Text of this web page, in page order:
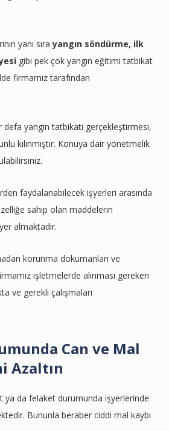
yanı sıra yangın söndürme, ilk
gibi pek çok yangın eğitimi tatbikat
firmamız tarafından
defa yangın tatbikatı gerçekleştirmesi,
kılınmıştır. Konuya dair yönetmelik
faydalanabilecek işyerleri arasında
sahip olan maddelerin
almaktadır.
korunma dokümanları ve
işletmelerde alınması gereken
ve gerekli çalışmaları
Can ve Mal
Azaltın
ya da felaket durumunda işyerlerinde
Bununla beraber ciddi mal kaybı